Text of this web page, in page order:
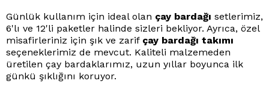
Günlük kullanım için ideal olan çay bardağı setlerimiz,
6'lı ve 12'li paketler halinde sizleri bekliyor. Ayrıca, özel
misafirleriniz için şık ve zarif çay bardağı takımı
seçeneklerimiz de mevcut. Kaliteli malzemeden
üretilen çay bardaklarımız, uzun yıllar boyunca ilk
günkü şıklığını koruyor.